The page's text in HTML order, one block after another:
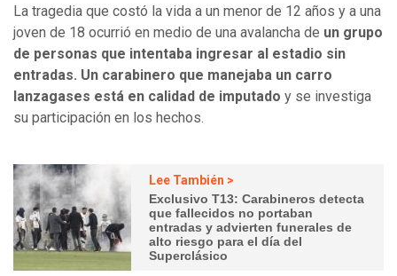
La tragedia que costó la vida a un menor de 12 años y a una
joven de 18 ocurrió en medio de una avalancha de un grupo
de personas que intentaba ingresar al estadio sin
entradas. Un carabinero que manejaba un carro
lanzagases está en calidad de imputado y se investiga
su participación en los hechos.
Lee También >
Exclusivo T13: Carabineros detecta
que fallecidos no portaban
entradas y advierten funerales de
alto riesgo para el día del
Superclásico